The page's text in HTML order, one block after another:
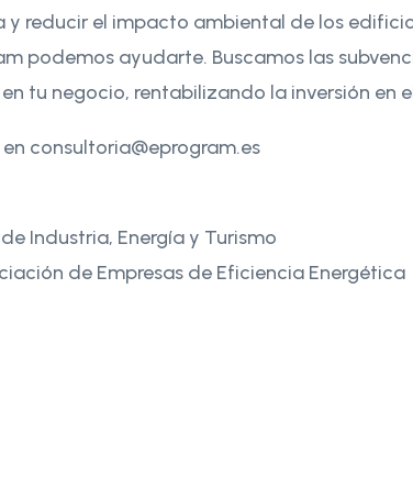
y reducir el impacto ambiental de los
podemos ayudarte. Buscamos las
tu negocio, rentabilizando la inversión en
consultoria@eprogram.es
Industria, Energía y Turismo
de Empresas de Eficiencia Energética